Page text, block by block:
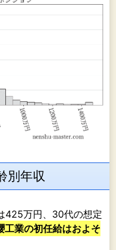
別年収
425万円、30代の想定
工業の初任給はおよそ